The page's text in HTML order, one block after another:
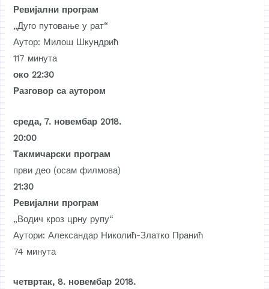
Ревијални програм
„Дуго путовање у рат“
Аутор: Милош Шкундрић
117 минута
око 22:30
Разговор са аутором
среда, 7. новембар 2018.
20:00
Такмичарски програм
први део (осам филмова)
21:30
Ревијални програм
„Водич кроз црну рупу“
Аутори: Александар Николић-Златко Пранић
74 минута
четвртак, 8. новембар 2018.